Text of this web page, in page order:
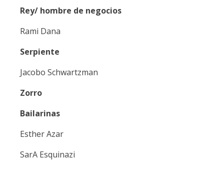
Rey/ hombre de negocios
Rami Dana
Serpiente
Jacobo Schwartzman
Zorro
Bailarinas
Esther Azar
SarA Esquinazi